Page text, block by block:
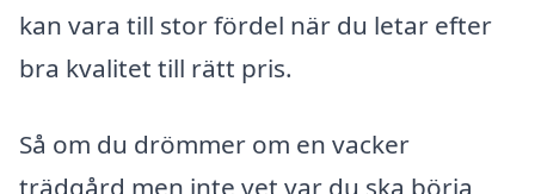
kan vara till stor fördel när du letar efter
bra kvalitet till rätt pris.
Så om du drömmer om en vacker
trädgård men inte vet var du ska börja,